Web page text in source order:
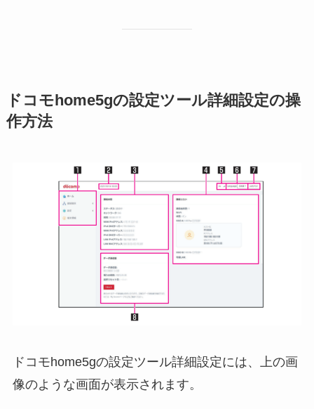
ドコモhome5gの設定ツール詳細設定の操
作方法
ドコモhome5gの設定ツール詳細設定には、上の画
像のような画面が表示されます。